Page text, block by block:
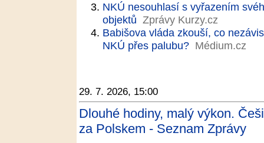
NKÚ nesouhlasí s vyřazením
objektů Zprávy Kurzy.cz
Babišova vláda zkouší, co
NKÚ přes palubu? Médium.cz
29. 7. 2026, 15:00
Dlouhé hodiny, malý výkon.
za Polskem - Seznam Zprávy